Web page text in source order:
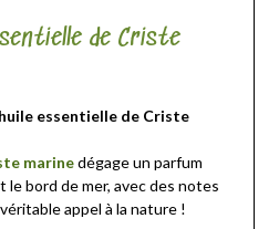
de Criste
essentielle de Criste
marinedégage un parfum
bord de mer, avec des notes
appel à la nature !